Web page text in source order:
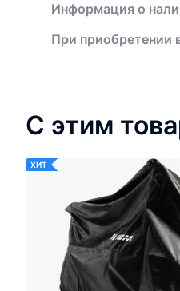
Информация о
При приобретении
С этим
ХИТ